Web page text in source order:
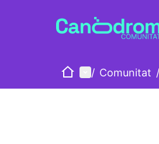
IniciMenú principal
/ Comunitat /